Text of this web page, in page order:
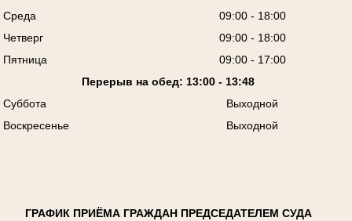
Среда
09:00 - 18:00
Четверг
09:00 - 18:00
Пятница
09:00 - 17:00
Перерыв на обед: 13:00 - 13:48
Суббота
Выходной
Воскресенье
Выходной
ГРАФИК ПРИЁМА ГРАЖДАН ПРЕДСЕДАТЕЛЕМ СУДА